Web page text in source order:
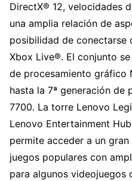
DirectX® 12, velocidades
una amplia relación de
posibilidad de conectarse
Xbox Live®. El conjunto
de procesamiento gráfico
hasta la 7ª generación de
7700. La torre Lenovo
Lenovo Entertainment
permite acceder a un
juegos populares con
para algunos videojuegos